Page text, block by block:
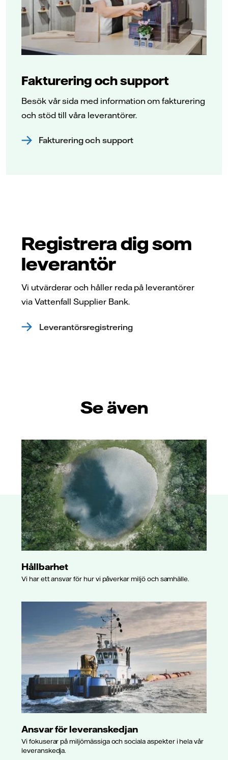
Fakturering och support
Besök vår sida med information om fakturering
och stöd till våra leverantörer.
Fakturering och support
Registrera dig som
leverantör
Vi utvärderar och håller reda på leverantörer
via Vattenfall Supplier Bank.
Leverantörsregistrering
Se även
Hållbarhet
Vi har ett ansvar för hur vi påverkar miljö och samhälle.
Ansvar för leveranskedjan
Vi fokuserar på miljömässiga och sociala aspekter i hela vår
leveranskedja.